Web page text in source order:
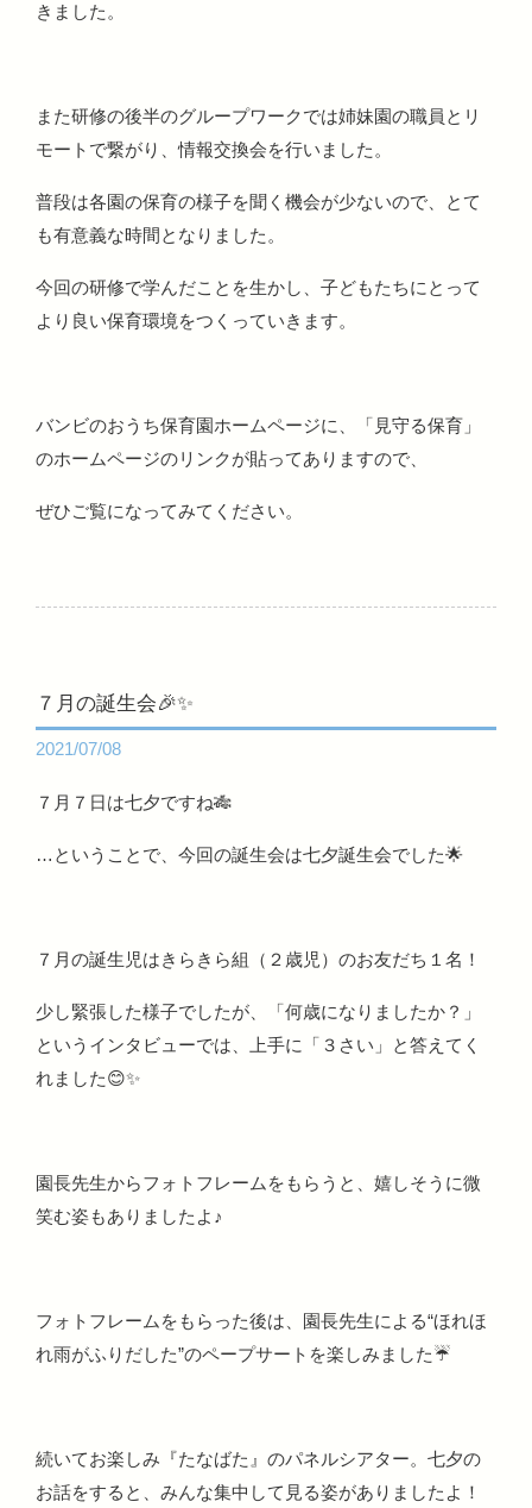
きました。
また研修の後半のグループワークでは姉妹園の職員とリ
モートで繋がり、情報交換会を行いました。
普段は各園の保育の様子を聞く機会が少ないので、とて
も有意義な時間となりました。
今回の研修で学んだことを生かし、子どもたちにとって
より良い保育環境をつくっていきます。
バンビのおうち保育園ホームページに、「見守る保育」
のホームページのリンクが貼ってありますので、
ぜひご覧になってみてください。
７月の誕生会🎉✨
2021/07/08
７月７日は七夕ですね🎋
…ということで、今回の誕生会は七夕誕生会でした🌟
７月の誕生児はきらきら組（２歳児）のお友だち１名！
少し緊張した様子でしたが、「何歳になりましたか？」
というインタビューでは、上手に「３さい」と答えてく
れました😊✨
園長先生からフォトフレームをもらうと、嬉しそうに微
笑む姿もありましたよ♪
フォトフレームをもらった後は、園長先生による“ほれほ
れ雨がふりだした”のペープサートを楽しみました☔
続いてお楽しみ『たなばた』のパネルシアター。七夕の
お話をすると、みんな集中して見る姿がありましたよ！